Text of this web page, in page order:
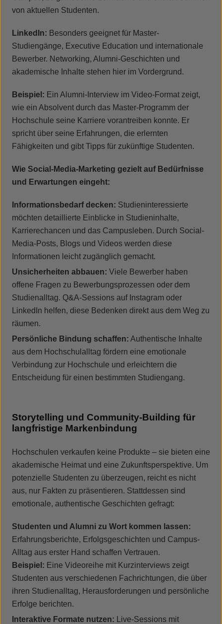
von aktuellen Studenten.
LinkedIn: Besonders geeignet für Master-
Studiengänge, Executive Education und internationale
Bewerber. Networking, Alumni-Geschichten und
akademische Inhalte stehen hier im Vordergrund.
Beispiel: Ein Alumni-Interview im Video-Format zeigt,
wie ein Absolvent durch das Master-Programm der
Hochschule seine Karriere vorantreiben konnte. Er
spricht über seine Erfahrungen, die erlernten
Fähigkeiten und gibt Tipps für zukünftige Studenten.
Wie Social-Media-Marketing gezielt auf Bedürfnisse
und Erwartungen eingeht:
Informationsbedarf decken: Studieninteressierte
möchten detaillierte Einblicke in Studieninhalte,
Karrierechancen und das Campusleben. Durch Social-
Media-Posts, Blogs und Videos werden diese
Informationen leicht zugänglich gemacht.
Unsicherheiten abbauen: Viele Bewerber haben
offene Fragen zu Bewerbungsprozessen oder dem
Studienalltag. Q&A-Sessions auf Instagram oder
LinkedIn helfen, diese Bedenken direkt aus dem Weg zu
räumen.
Persönliche Bindung schaffen: Authentische Inhalte
aus dem Hochschulalltag fördern eine emotionale
Verbindung zur Hochschule und erleichtern die
Entscheidung für einen bestimmten Studiengang.
Storytelling und Community-Building für
langfristige Markenbindung
Hochschulen verkaufen keine Produkte – sie bieten eine
akademische Heimat und eine Zukunftsperspektive. Um
potenzielle Studenten zu überzeugen, reicht es nicht
aus, nur Fakten zu präsentieren. Stattdessen sind
emotionale, authentische Geschichten gefragt:
Studenten und Alumni zu Wort kommen lassen:
Erfahrungsberichte, Erfolgsgeschichten und Campus-
Alltag aus erster Hand schaffen Vertrauen.
Beispiel: Eine Videoreihe mit Kurzinterviews zeigt
Studenten aus verschiedenen Fachrichtungen, die über
ihren Studienalltag, Herausforderungen und persönliche
Erfolge berichten.
Interaktive Formate nutzen: Live-Sessions mit